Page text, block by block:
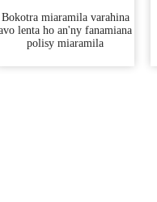
Bokotra miaramila varahina
lenta ho an'ny fanamiana
polisy miaramila